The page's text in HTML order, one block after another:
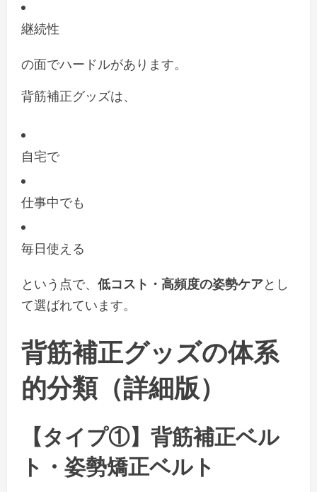
継続性
の面でハードルがあります。
背筋補正グッズは、
自宅で
仕事中でも
毎日使える
という点で、 低コスト・高頻度の姿勢ケアとし
て選ばれています。
背筋補正グッズの体系
的分類（詳細版）
【タイプ①】背筋補正ベル
ト・姿勢矯正ベルト